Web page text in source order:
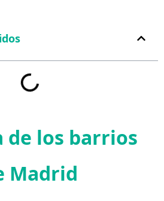
de los barrios
Madrid